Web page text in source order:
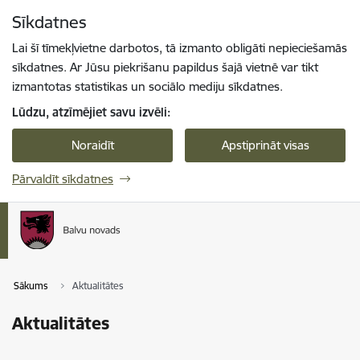
Sīkdatnes
Lai šī tīmekļvietne darbotos, tā izmanto obligāti nepieciešamās
sīkdatnes. Ar Jūsu piekrišanu papildus šajā vietnē var tikt
izmantotas statistikas un sociālo mediju sīkdatnes.
Lūdzu, atzīmējiet savu izvēli:
Noraidīt Apstiprināt visas
Pārvaldīt sīkdatnes
Sākums Aktualitātes
Aktualitātes